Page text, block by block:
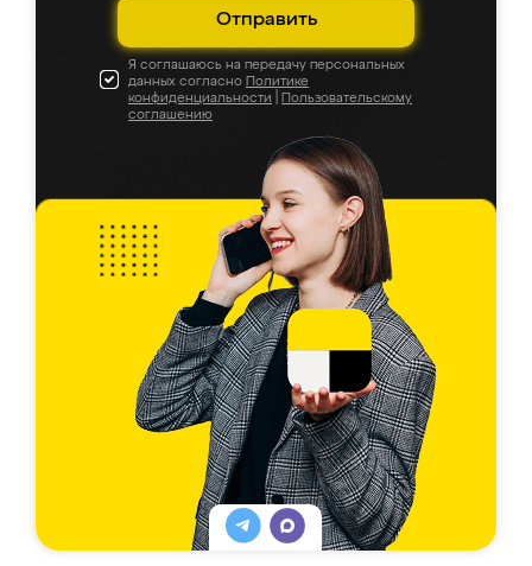
Отправить
Я соглашаюсь на передачу персональных
данных согласно Политике
конфиденциальности
Пользовательскому
соглашению